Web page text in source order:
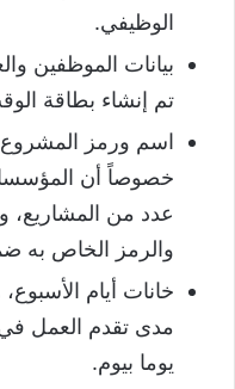
الوظيفي.
بيانات الموظفين
تم إنشاء بطاقة
اسم ورمز المشروع
خصوصاً أن
عدد من المشاريع،
والرمز الخاص به
خانات أيام
مدى تقدم العمل
يوما بيوم.